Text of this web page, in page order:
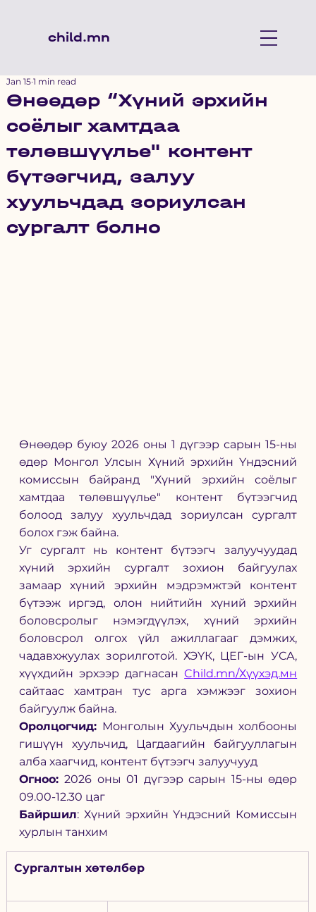
child.mn
Өнөөдөр “Хүний эрхийн
соёлыг хамтдаа
төлөвшүүлье" контент
бүтээгчид, залуу
хуульчдад зориулсан
сургалт болно
Jan 15 1 min read
Өнөөдөр буюу 2026 оны 1 дүгээр сарын 15-ны
өдөр Монгол Улсын Хүний эрхийн Үндэсний
комиссын байранд "Хүний эрхийн соёлыг
хамтдаа төлөвшүүлье" контент бүтээгчид
болоод залуу хуульчдад зориулсан сургалт
болох гэж байна.
Уг сургалт нь контент бүтээгч залуучуудад
хүний эрхийн сургалт зохион байгуулах
замаар хүний эрхийн мэдрэмжтэй контент
бүтээж иргэд, олон нийтийн хүний эрхийн
боловсролыг нэмэгдүүлэх, хүний эрхийн
боловсрол олгох үйл ажиллагааг дэмжих,
чадавхжуулах зорилготой. ХЭҮК, ЦЕГ-ын УСА,
хүүхдийн эрхээр дагнасан Child.mn/Хүүхэд.мн
сайтаас хамтран тус арга хэмжээг зохион
байгуулж байна.
Оролцогчид: Монголын Хуульчдын холбооны
гишүүн хуульчид, Цагдаагийн байгууллагын
алба хаагчид, контент бүтээгч залуучууд
Огноо: 2026 оны 01 дүгээр сарын 15-ны өдөр
09.00-12.30 цаг
Байршил: Хүний эрхийн Үндэсний Комиссын
хурлын танхим
Сургалтын хөтөлбөр